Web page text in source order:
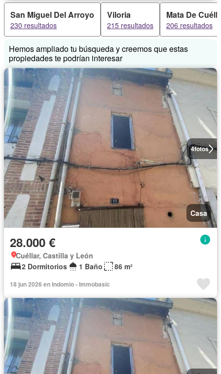
San Miguel Del Arroyo
230 resultados
Viloria
215 resultados
Mata De
206 resultados
Hemos ampliado tu búsqueda y creemos que estas
propiedades te podrían interesar
4fotos
Casa
28.000 €
Cuéllar, Castilla y León
2 Dormitorios
1 Baño 86 m²
18 jun 2026 en Indomio - Immobasic